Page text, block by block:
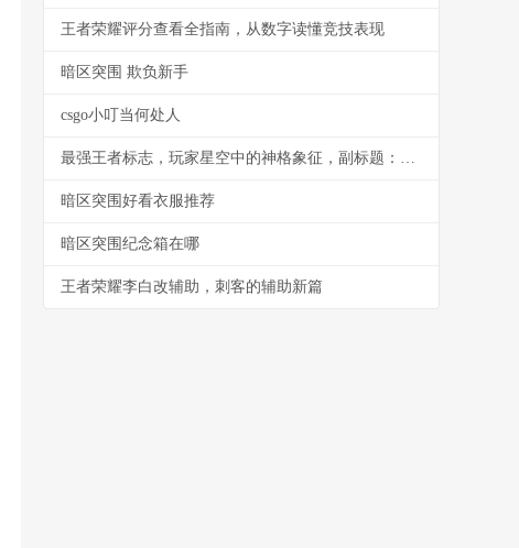
王者荣耀评分查看全指南，从数字读懂竞技表现
暗区突围 欺负新手
csgo小叮当何处人
最强王者标志，玩家星空中的神格象征，副标题：一个璀璨神级的印记
暗区突围好看衣服推荐
暗区突围纪念箱在哪
王者荣耀李白改辅助，刺客的辅助新篇